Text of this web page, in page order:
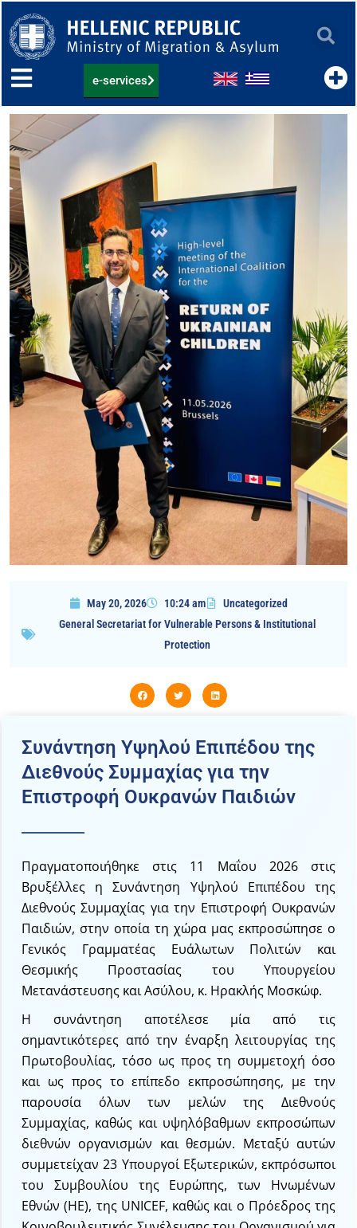
to
content
e-services
May 20, 2026 10:24 am
Uncategorized
General Secretariat for Vulnerable Persons & Institutional
Protection
Συνάντηση Υψηλού Επιπέδου της
Διεθνούς Συμμαχίας για την
Επιστροφή Ουκρανών Παιδιών
Πραγματοποιήθηκε στις 11 Μαΐου 2026 στις
Βρυξέλλες η Συνάντηση Υψηλού Επιπέδου της
Διεθνούς Συμμαχίας για την Επιστροφή Ουκρανών
Παιδιών, στην οποία τη χώρα μας εκπροσώπησε ο
Γενικός Γραμματέας Ευάλωτων Πολιτών και
Θεσμικής Προστασίας του Υπουργείου
Μετανάστευσης και Ασύλου, κ. Ηρακλής Μοσκώφ.
Η συνάντηση αποτέλεσε μία από τις
σημαντικότερες από την έναρξη λειτουργίας της
Πρωτοβουλίας, τόσο ως προς τη συμμετοχή όσο
και ως προς το επίπεδο εκπροσώπησης, με την
παρουσία όλων των μελών της Διεθνούς
Συμμαχίας, καθώς και υψηλόβαθμων εκπροσώπων
διεθνών οργανισμών και θεσμών. Μεταξύ αυτών
συμμετείχαν 23 Υπουργοί Εξωτερικών, εκπρόσωποι
του Συμβουλίου της Ευρώπης, των Ηνωμένων
Εθνών (ΗΕ), της UNICEF, καθώς και ο Πρόεδρος της